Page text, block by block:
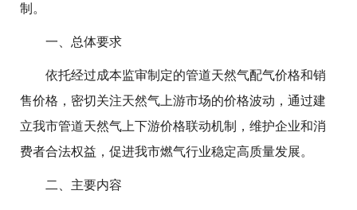
制。
一、总体要求
依托经过成本监审制定的管道天然气配气价格和销
售价格，密切关注天然气上游市场的价格波动，通过建
立我市管道天然气上下游价格联动机制，维护企业和消
费者合法权益，促进我市燃气行业稳定高质量发展。
二、主要内容